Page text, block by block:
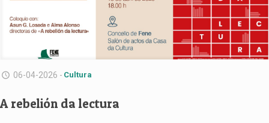
06-04-2026 - Cultura
A rebelión da lectura